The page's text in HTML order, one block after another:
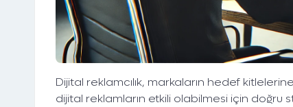
Dijital reklamcılık, markaların hedef
dijital reklamların etkili olabilmesi için